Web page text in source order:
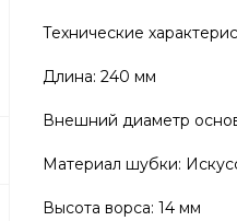
Технические
Длина: 240 мм
Внешний диаметр
Материал шубки:
Высота ворса: 14 мм